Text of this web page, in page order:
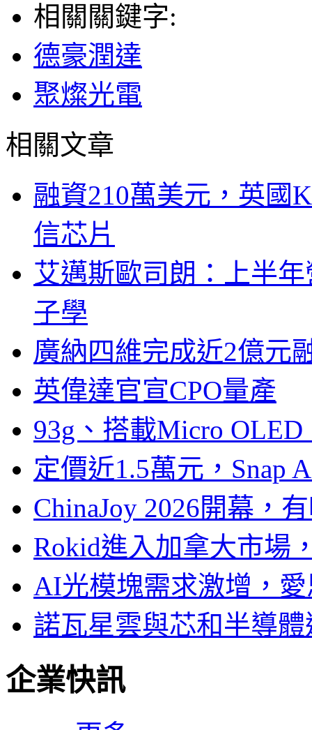
相關關鍵字:
德豪潤達
聚燦光電
相關文章
融資210萬美元，英國
信芯片
艾邁斯歐司朗：上半
子學
廣納四維完成近2億元
英偉達官宣CPO量產
93g、搭載Micro
定價近1.5萬元，Snap
ChinaJoy 2026開幕，
Rokid進入加拿大市場
AI光模塊需求激增，
諾瓦星雲與芯和半導
企業快訊